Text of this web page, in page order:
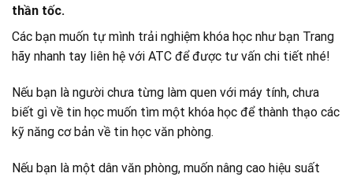
thần tốc.
Các bạn muốn tự mình trải nghiệm khóa học như bạn Trang
hãy nhanh tay liên hệ với ATC để được tư vấn chi tiết nhé!
Nếu bạn là người chưa từng làm quen với máy tính, chưa
biết gì về tin học muốn tìm một khóa học để thành thạo các
kỹ năng cơ bản về tin học văn phòng.
Nếu bạn là một dân văn phòng, muốn nâng cao hiệu suất